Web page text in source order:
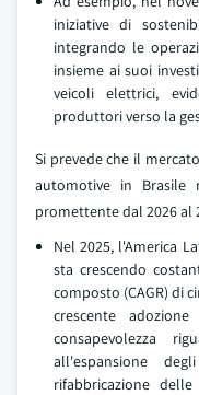
iniziative di
integrando le
insieme ai suoi
veicoli elettrici,
produttori verso la
Si prevede che il
automotive in Brasile
promettente dal 2026 al
Nel 2025, l'America
sta crescendo
composto (CAGR) di
crescente
consapevolezza
all'espansione
rifabbricazione